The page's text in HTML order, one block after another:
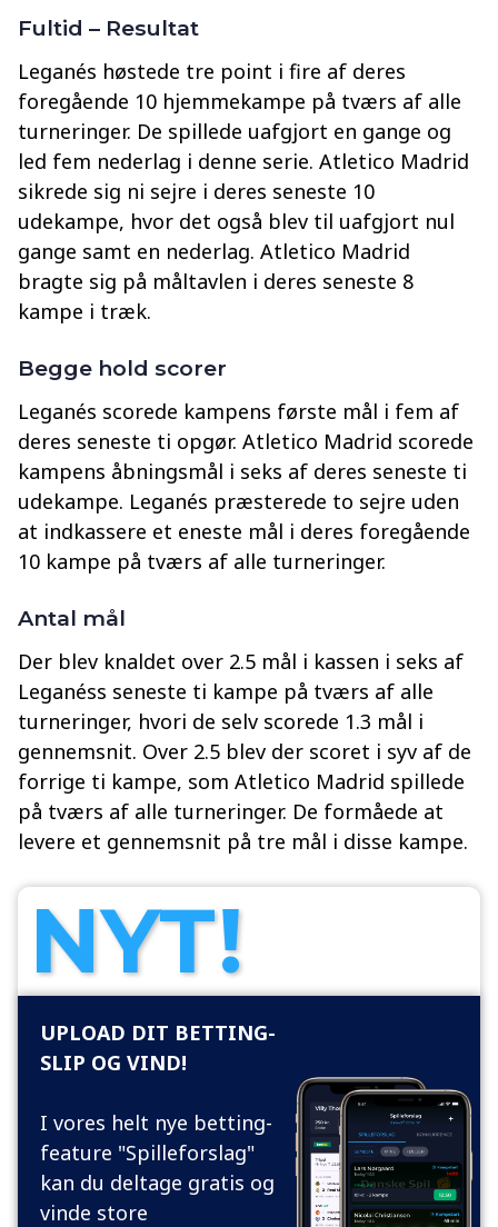
Fultid – Resultat
Leganés høstede tre point i fire af deres
foregående 10 hjemmekampe på tværs af alle
turneringer. De spillede uafgjort en gange og
led fem nederlag i denne serie. Atletico Madrid
sikrede sig ni sejre i deres seneste 10
udekampe, hvor det også blev til uafgjort nul
gange samt en nederlag. Atletico Madrid
bragte sig på måltavlen i deres seneste 8
kampe i træk.
Begge hold scorer
Leganés scorede kampens første mål i fem af
deres seneste ti opgør. Atletico Madrid scorede
kampens åbningsmål i seks af deres seneste ti
udekampe. Leganés præsterede to sejre uden
at indkassere et eneste mål i deres foregående
10 kampe på tværs af alle turneringer.
Antal mål
Der blev knaldet over 2.5 mål i kassen i seks af
Leganéss seneste ti kampe på tværs af alle
turneringer, hvori de selv scorede 1.3 mål i
gennemsnit. Over 2.5 blev der scoret i syv af de
forrige ti kampe, som Atletico Madrid spillede
på tværs af alle turneringer. De formåede at
levere et gennemsnit på tre mål i disse kampe.
NYT!
UPLOAD DIT BETTING-
SLIP OG VIND!
I vores helt nye betting-
feature "Spilleforslag"
kan du deltage gratis og
vinde store